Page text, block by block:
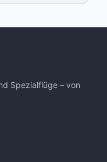
Spezialflüge – von